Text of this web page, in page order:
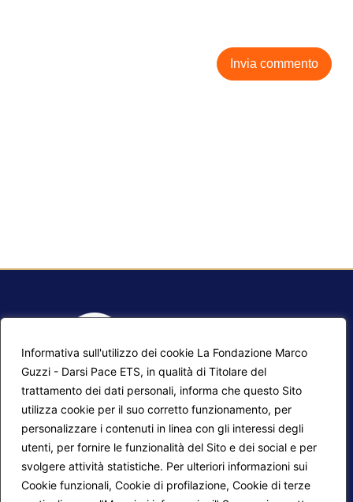
Informativa sull'utilizzo dei cookie La Fondazione Marco
Guzzi - Darsi Pace ETS, in qualità di Titolare del
trattamento dei dati personali, informa che questo Sito
utilizza cookie per il suo corretto funzionamento, per
personalizzare i contenuti in linea con gli interessi degli
utenti, per fornire le funzionalità del Sito e dei social e per
svolgere attività statistiche. Per ulteriori informazioni sui
Cookie funzionali, Cookie di profilazione, Cookie di terze
Mappa del sito
Progetti Darsi Pace
Calendario corsi
Privacy Policy